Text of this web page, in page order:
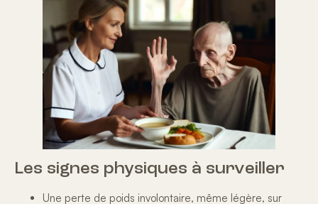
Les signes physiques à surveiller
Une perte de poids involontaire, même légère, sur